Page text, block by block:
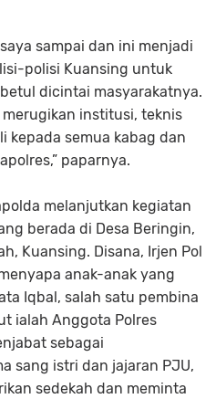
sampai dan ini menjadi
polisi Kuansing untuk
dicintai masyarakatnya.
institusi, teknis
kepada semua kabag dan
paparnya.
melanjutkan kegiatan
berada di Desa Beringin,
Kuansing. Disana, Irjen Pol
anak-anak yang
Iqbal, salah satu pembina
ialah Anggota Polres
sebagai
sang istri dan jajaran PJU,
sedekah dan meminta